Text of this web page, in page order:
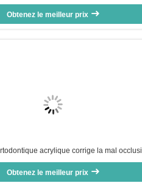
Obtenez le meilleur prix
acrylique corrige la mal
Obtenez le meilleur prix